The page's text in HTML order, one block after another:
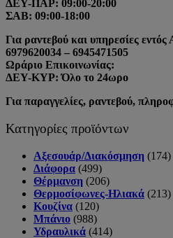
ΔΕΥ-ΠΑΡ: 09:00-20:00
ΣΑΒ: 09:00-18:00
Για ραντεβού και υπηρεσίες εντός
6979620034 – 6945471505
Ωράριο Επικοινωνίας:
ΔΕΥ-ΚΥΡ: Όλο το 24ωρο
Για παραγγελίες, ραντεβού,
Κατηγορίες προϊόντων
Αξεσουάρ/Διακόσμηση (174)
Διάφορα (499)
Θέρμανση (206)
Θερμοσίφωνες-Ηλιακά (213)
Κουζίνα (120)
Μπάνιο (988)
Υδραυλικά (414)